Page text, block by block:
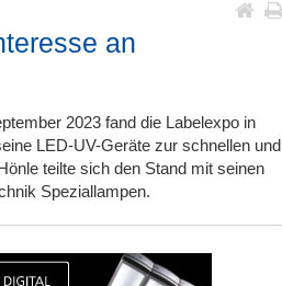
an
2023 fand die Labelexpo in
LED-UV-Geräte zur schnellen und
teilte sich den Stand mit seinen
Speziallampen.